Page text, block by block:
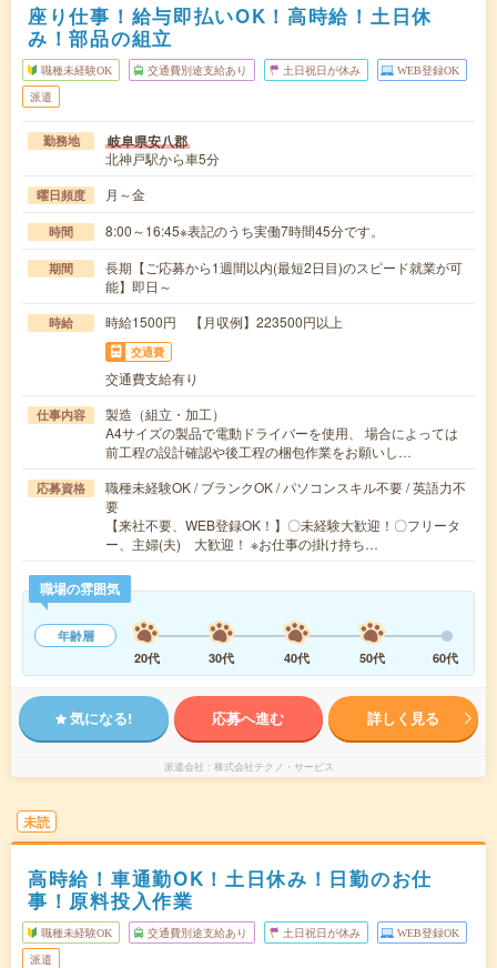
座り仕事！給与即払いOK！高時給！土日休
み！部品の組立
職種未経験OK 交通費別途支給あり 土日祝日が休み WEB登録OK
派遣
勤務地 岐阜県安八郡
北神戸駅から車5分
曜日頻度 月～金
時間 8:00～16:45※表記のうち実働7時間45分です。
期間
長期【ご応募から1週間以内(最短2日目)のスピード就業が可
能】即日～
時給 時給1500円 【月収例】223500円以上
交通費
交通費支給有り
仕事内容
製造（組立・加工）
A4サイズの製品で電動ドライバーを使用、 場合によっては
前工程の設計確認や後工程の梱包作業をお願いし…
応募資格
職種未経験OK / ブランクOK / パソコンスキル不要 / 英語力不
要
【来社不要、WEB登録OK！】〇未経験大歓迎！〇フリータ
ー、主婦(夫) 大歓迎！ ※お仕事の掛け持ち…
職場の雰囲気
年齢層
20代
30代 40代 50代 60代
気になる! 応募へ進む 詳しく見る
派遣会社 株式会社テクノ・サービス
未読
高時給！車通勤OK！土日休み！日勤のお仕
事！原料投入作業
職種未経験OK 交通費別途支給あり 土日祝日が休み WEB登録OK
派遣